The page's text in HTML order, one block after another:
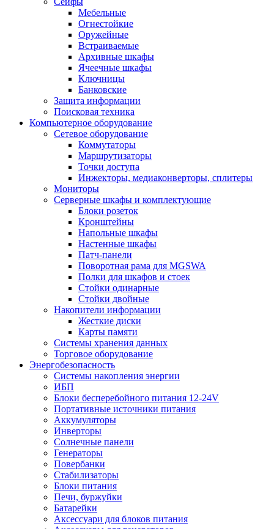
Мебельные
Огнестойкие
Оружейные
Встраиваемые
Архивные шкафы
Ячеечные шкафы
Ключницы
Банковские
Защита информации
Поисковая техника
Компьютерное оборудование
Сетевое оборудование
Коммутаторы
Маршрутизаторы
Точки доступа
Инжекторы, медиаконверторы, сплитеры
Мониторы
Серверные шкафы и комплектующие
Блоки розеток
Кронштейны
Напольные шкафы
Настенные шкафы
Патч-панели
Поворотная рама для MGSWA
Полки для шкафов и стоек
Стойки одинарные
Стойки двойные
Накопители информации
Жесткие диски
Карты памяти
Системы хранения данных
Торговое оборудование
Энергобезопасность
Системы накопления энергии
ИБП
Блоки бесперебойного питания 12-24V
Портативные источники питания
Аккумуляторы
Инверторы
Солнечные панели
Генераторы
Повербанки
Стабилизаторы
Блоки питания
Печи, буржуйки
Батарейки
Аксессуари для блоков питания